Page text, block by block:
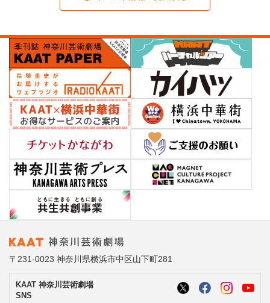
〒231-0023 神奈川県横浜市中区山下町281
KAAT 神奈川芸術劇場
SNS